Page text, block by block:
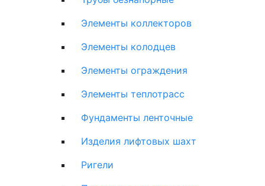
Элементы коллекторов
Элементы колодцев
Элементы ограждения
Элементы теплотрасс
Фундаменты ленточные
Изделия лифтовых шахт
Ригели